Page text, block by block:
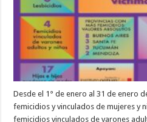
Desde el 1° de enero al 31 de enero
femicidios y vinculados de mujeres y
femicidios vinculados de varones